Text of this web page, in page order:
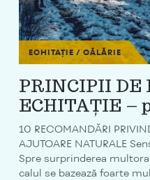
ECHITAȚIE / CĂLĂRIE
PRINCIPII DE
ECHITAȚIE –
10 RECOMANDĂRI
AJUTOARE NATURALE
Spre surprinderea
calul se bazează foarte